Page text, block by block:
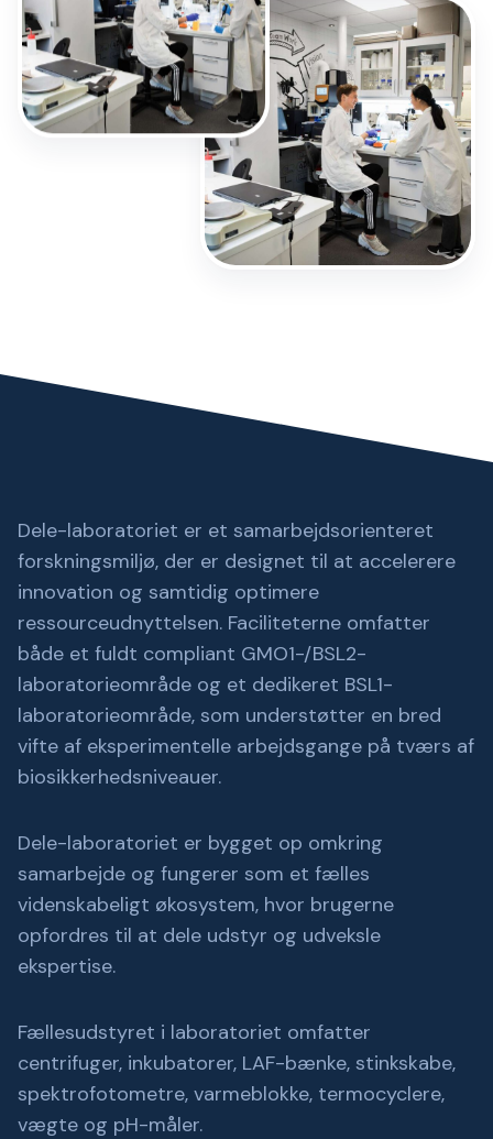
Dele-laboratoriet er et samarbejdsorienteret
forskningsmiljø, der er designet til at accelerere
innovation og samtidig optimere
ressourceudnyttelsen. Faciliteterne omfatter
både et fuldt compliant GMO1-/BSL2-
laboratorieområde og et dedikeret BSL1-
laboratorieområde, som understøtter en bred
vifte af eksperimentelle arbejdsgange på tværs af
biosikkerhedsniveauer.
Dele-laboratoriet er bygget op omkring
samarbejde og fungerer som et fælles
videnskabeligt økosystem, hvor brugerne
opfordres til at dele udstyr og udveksle
ekspertise.
Fællesudstyret i laboratoriet omfatter
centrifuger, inkubatorer, LAF-bænke, stinkskabe,
spektrofotometre, varmeblokke, termocyclere,
vægte og pH-måler.